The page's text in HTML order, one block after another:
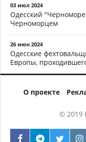
03 июл 2024
Одесский
Черноморцем
26 июн 2024
Одесские
Европы,
О проекте
© 2019